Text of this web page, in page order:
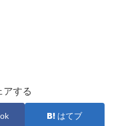
アする
はてブ